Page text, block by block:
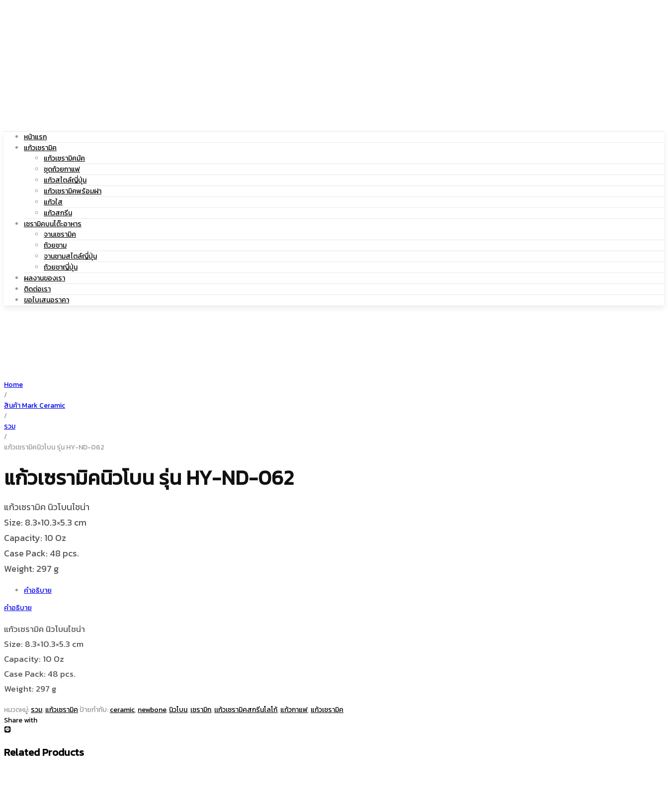
เซรามิค
สกรีน
โลโก้
|
เซรามิค
หน้าแรก
แก้วเซรามิค
แก้วเซรามิคมัค
ชุดถ้วยกาแฟ
แก้วสไตล์ญี่ปุ่น
แก้วเซรามิคพร้อมฝา
แก้วใส
แก้วสกรีน
เซรามิคบนโต๊ะอาหาร
จานเซรามิค
ถ้วยชาม
จานชามสไตล์ญี่ปุ่น
ถ้วยชาญี่ปุ่น
ผลงานของเรา
ติดต่อเรา
ขอใบเสนอราคา
Home
/
สินค้า Mark Ceramic
/
รวม
/
แก้วเซรามิคนิวโบน รุ่น HY-ND-062
แก้วเซรามิคนิวโบน รุ่น HY-ND-062
แก้วเซรามิค นิวโบนไชน่า
Size: 8.3×10.3×5.3 cm
Capacity: 10 Oz
Case Pack: 48 pcs.
Weight: 297 g
คำอธิบาย
คำอธิบาย
แก้วเซรามิค นิวโบนไชน่า
Size: 8.3×10.3×5.3 cm
Capacity: 10 Oz
Case Pack: 48 pcs.
Weight: 297 g
หมวดหมู่:รวม, แก้วเซรามิค ป้ายกำกับ:ceramic, newbone, นิวโบน, เซรามิก, เเก้วเซรามิคสกรีนโลโก้, แก้วกาแฟ, แก้วเซรามิค
Share with
Related Products